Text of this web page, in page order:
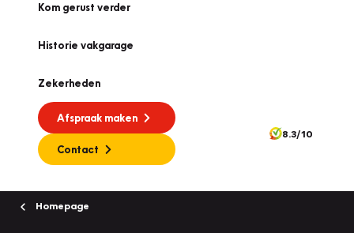
Kom gerust verder
Historie vakgarage
Zekerheden
Afspraak maken
Contact
8.3/10
Homepage